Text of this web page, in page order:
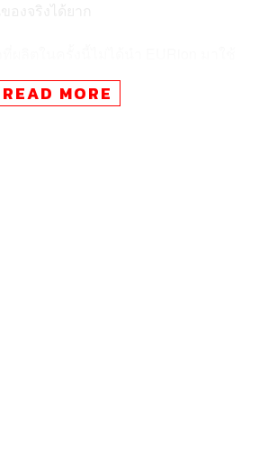
หลายจุด และยังคงนำเทคโนโลยีต่อ
READ MORE